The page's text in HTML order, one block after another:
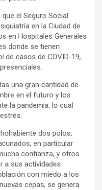
el Seguro Social
en la Ciudad de
en Hospitales Generales
donde se tienen
de casos de COVID-19,
una gran cantidad de
en el futuro y los
la pandemia, lo cual
dos polos,
en particular
confianza, y otros
a sus actividades
con miedo a los
cepas, se genera